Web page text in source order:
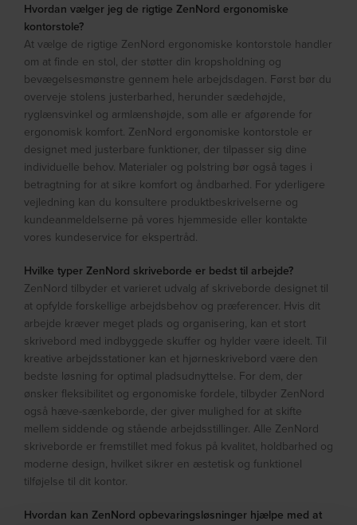
Hvordan vælger jeg de rigtige ZenNord ergonomiske
kontorstole?
At vælge de rigtige ZenNord ergonomiske kontorstole handler
om at finde en stol, der støtter din kropsholdning og
bevægelsesmønstre gennem hele arbejdsdagen. Først bør du
overveje stolens justerbarhed, herunder sædehøjde,
ryglænsvinkel og armlænshøjde, som alle er afgørende for
ergonomisk komfort. ZenNord ergonomiske kontorstole er
designet med justerbare funktioner, der tilpasser sig dine
individuelle behov. Materialer og polstring bør også tages i
betragtning for at sikre komfort og åndbarhed. For yderligere
vejledning kan du konsultere produktbeskrivelserne og
kundeanmeldelserne på vores hjemmeside eller kontakte
vores kundeservice for ekspertråd.
Hvilke typer ZenNord skriveborde er bedst til arbejde?
ZenNord tilbyder et varieret udvalg af skriveborde designet til
at opfylde forskellige arbejdsbehov og præferencer. Hvis dit
arbejde kræver meget plads og organisering, kan et stort
skrivebord med indbyggede skuffer og hylder være ideelt. Til
kreative arbejdsstationer kan et hjørneskrivebord være den
bedste løsning for optimal pladsudnyttelse. For dem, der
ønsker fleksibilitet og ergonomiske fordele, tilbyder ZenNord
også hæve-sænkeborde, der giver mulighed for at skifte
mellem siddende og stående arbejdsstillinger. Alle ZenNord
skriveborde er fremstillet med fokus på kvalitet, holdbarhed og
moderne design, hvilket sikrer en æstetisk og funktionel
tilføjelse til dit kontor.
Hvordan kan ZenNord opbevaringsløsninger hjælpe med at